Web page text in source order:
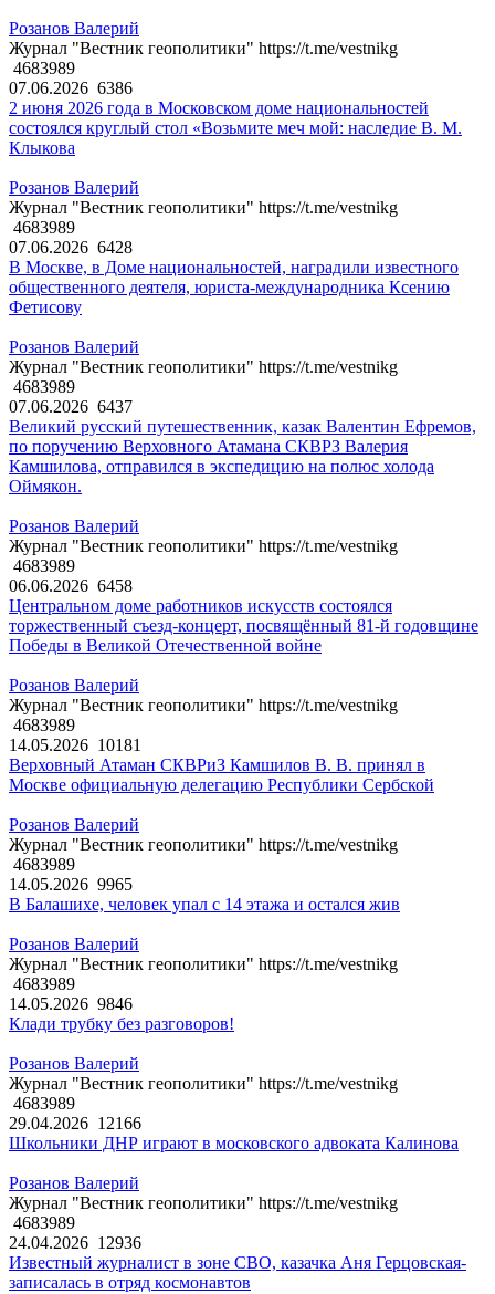
Розанов Валерий
Журнал "Вестник геополитики" https://t.me/vestnikg
4683989
07.06.2026 6386
2 июня 2026 года в Московском доме национальностей
состоялся круглый стол «Возьмите меч мой: наследие В. М.
Клыкова
Розанов Валерий
Журнал "Вестник геополитики" https://t.me/vestnikg
4683989
07.06.2026 6428
В Москве, в Доме национальностей, наградили известного
общественного деятеля, юриста-международника Ксению
Фетисову
Розанов Валерий
Журнал "Вестник геополитики" https://t.me/vestnikg
4683989
07.06.2026 6437
Великий русский путешественник, казак Валентин Ефремов,
по поручению Верховного Атамана СКВРЗ Валерия
Камшилова, отправился в экспедицию на полюс холода
Оймякон.
Розанов Валерий
Журнал "Вестник геополитики" https://t.me/vestnikg
4683989
06.06.2026 6458
Центральном доме работников искусств состоялся
торжественный съезд-концерт, посвящённый 81-й годовщине
Победы в Великой Отечественной войне
Розанов Валерий
Журнал "Вестник геополитики" https://t.me/vestnikg
4683989
14.05.2026 10181
Верховный Атаман СКВРиЗ Камшилов В. В. принял в
Москве официальную делегацию Республики Сербской
Розанов Валерий
Журнал "Вестник геополитики" https://t.me/vestnikg
4683989
14.05.2026 9965
В Балашихе, человек упал с 14 этажа и остался жив
Розанов Валерий
Журнал "Вестник геополитики" https://t.me/vestnikg
4683989
14.05.2026 9846
Клади трубку без разговоров!
Розанов Валерий
Журнал "Вестник геополитики" https://t.me/vestnikg
4683989
29.04.2026 12166
Школьники ДНР играют в московского адвоката Калинова
Розанов Валерий
Журнал "Вестник геополитики" https://t.me/vestnikg
4683989
24.04.2026 12936
Известный журналист в зоне СВО, казачка Аня Герцовская-
записалась в отряд космонавтов